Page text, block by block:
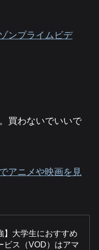
ンプライムビデ
買わないでいいで
アニメや映画を見
】大学生におすすめ
ビス（VOD）はアマ